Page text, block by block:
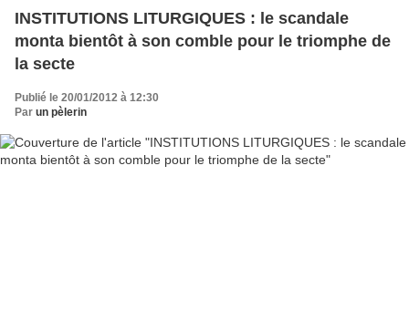
INSTITUTIONS LITURGIQUES : le scandale
monta bientôt à son comble pour le triomphe de
la secte
Publié le 20/01/2012 à 12:30
Par un pèlerin